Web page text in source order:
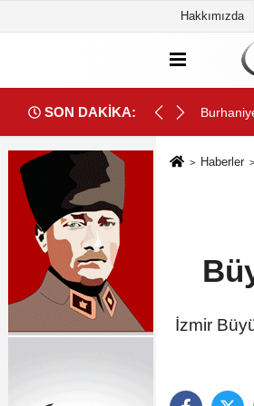
Hakkımızda
SON DAKİKA:
Haberler
İzmir